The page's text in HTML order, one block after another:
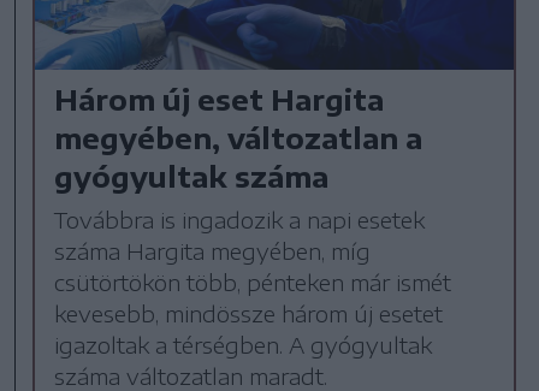
Három új eset Hargita
megyében, változatlan a
gyógyultak száma
Továbbra is ingadozik a napi esetek
száma Hargita megyében, míg
csütörtökön több, pénteken már ismét
kevesebb, mindössze három új esetet
igazoltak a térségben. A gyógyultak
száma változatlan maradt.